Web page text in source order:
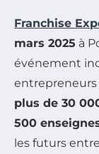
Franchise
mars 2025 à
événement
plus de 30
500
les futurs